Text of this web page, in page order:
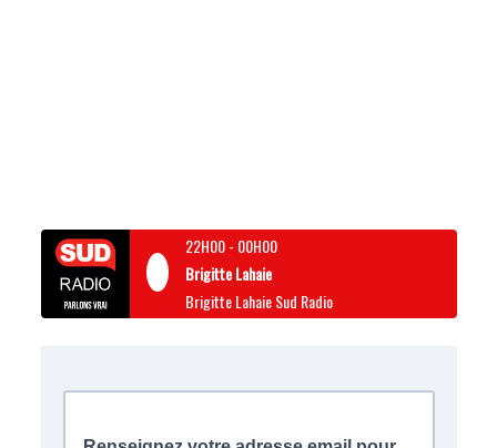
22H00- 00H00
Brigitte Lahaie
Brigitte Lahaie Sud Radio